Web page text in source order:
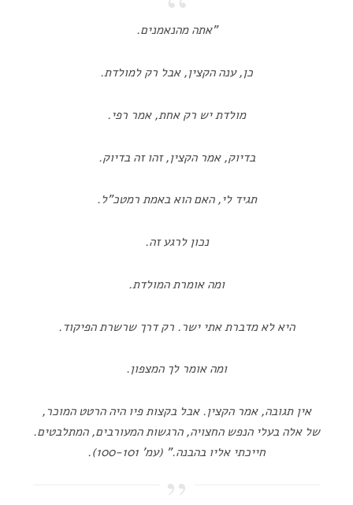
"אתה מהנאמנים.
כן, ענה הקצין, אבל רק למולדת.
מולדת יש רק אחת, אמר רפי.
בדיוק, אמר הקצין, זהו זה בדיוק.
תגיד לי, האם הוא באמת רמטכ"ל.
נכון לרגע זה.
ומה אומרת המולדת.
היא לא מדברת אתי ישר. רק דרך שרשרת הפיקוד.
ומה אומר לך המצפון.
אין תגובה, אמר הקצין. אבל בקצות פיו היה הרטט המוכר,
של אלה בעלי הנפש החצויה, הרגשות המעורבים, המתלבטים.
חייכתי אליו בהבנה." (עמ' 100-101).